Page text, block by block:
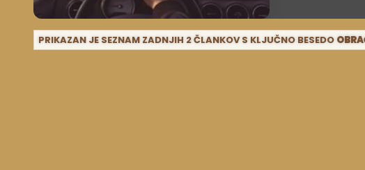
poudarjajo na
delodajalcev pa
PRIKAZAN JE SEZNAM ZADNJIH 2 ČLANKOV S KLJUČNO BESEDO